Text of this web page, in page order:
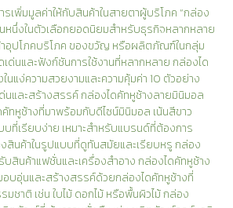
รเพิ่มมูลค่าให้กับสินค้าในสายตาผู้บริโภค “กล่อง
หนึ่งในตัวเลือกยอดนิยมสำหรับธุรกิจหลากหลาย
าอุปโภคบริโภค ของขวัญ หรือผลิตภัณฑ์ในกลุ่ม
ด่นและฟังก์ชันการใช้งานที่หลากหลาย กล่องได
นแง่ความสวยงามและความคุ้มค่า 10 ตัวอย่าง
นและสร้างสรรค์ กล่องไดคัทหูช้างลายมินิมอล
ทหูช้างที่มาพร้อมกับดีไซน์มินิมอล เน้นสีขาว
บที่เรียบง่าย เหมาะสำหรับแบรนด์ที่ต้องการ
สินค้าในรูปแบบที่ดูทันสมัยและเรียบหรู กล่อง
บสินค้าแฟชั่นและเครื่องสำอาง กล่องไดคัทหูช้าง
อบอุ่นและสร้างสรรค์ด้วยกล่องไดคัทหูช้างที่
ชาติ เช่น ใบไม้ ดอกไม้ หรือพื้นผิวไม้ กล่อง